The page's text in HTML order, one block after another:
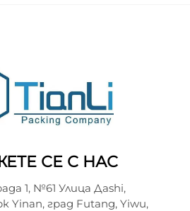
СЕ С НАС
1, №61 Улица Дashi,
Yinan, град Futang, Yiwu,